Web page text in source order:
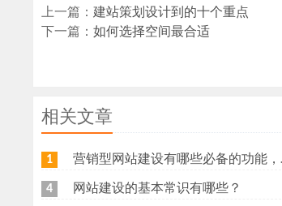
上一篇： 建站策划设计到的十个重点
下一篇：如何选择空间最合适
相关文章
1 营销型网站建设有哪些必备的功能，我特意整理了一下，共享给各位
4 网站建设的基本常识有哪些？